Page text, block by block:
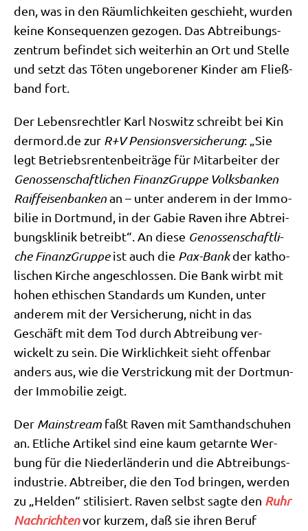
den, was in den Räum­lich­kei­ten geschieht, wur­den
kei­ne Kon­se­quen­zen gezo­gen. Das Abtrei­bungs­
zen­trum befin­det sich wei­ter­hin an Ort und Stel­le
und setzt das Töten unge­bo­re­ner Kin­der am Fließ­
band fort.
Der Lebens­recht­ler Karl Nos­witz schreibt bei Kin​
der​mord​.de zur R+V Pen­si­ons­ver­si­che­rung: „Sie
legt Betriebs­ren­ten­bei­trä­ge für Mit­ar­bei­ter der
Genos­sen­schaft­li­chen Finanz­Grup­pe Volks­ban­ken
Raiff­ei­sen­ban­kenan – unter ande­rem in der Immo­
bi­lie in Dort­mund, in der Gabie Raven ihre Abtrei­
bungs­kli­nik betreibt“. An die­se Genos­sen­schaft­li­
che Finanz­Grup­peist auch die Pax-Bankder katho­
li­schen Kir­che ange­schlos­sen. Die Bank wirbt mit
hohen ethi­schen Stan­dards um Kun­den, unter
ande­rem mit der Ver­si­che­rung, nicht in das
Geschäft mit dem Tod durch Abtrei­bung ver­
wickelt zu sein. Die Wirk­lich­keit sieht offen­bar
anders aus, wie die Ver­strickung mit der Dort­mun­
der Immo­bi­lie zeigt.
Der Main­stream faßt Raven mit Samt­hand­schu­hen
an. Etli­che Arti­kel sind eine kaum getarn­te Wer­
bung für die Nie­der­län­de­rin und die Abtrei­bungs­
in­du­strie. Abtrei­ber, die den Tod brin­gen, wer­den
zu „Hel­den“ sti­li­siert. Raven selbst sag­te den Ruhr
Nach­rich­tenvor kur­zem, daß sie ihren Beruf